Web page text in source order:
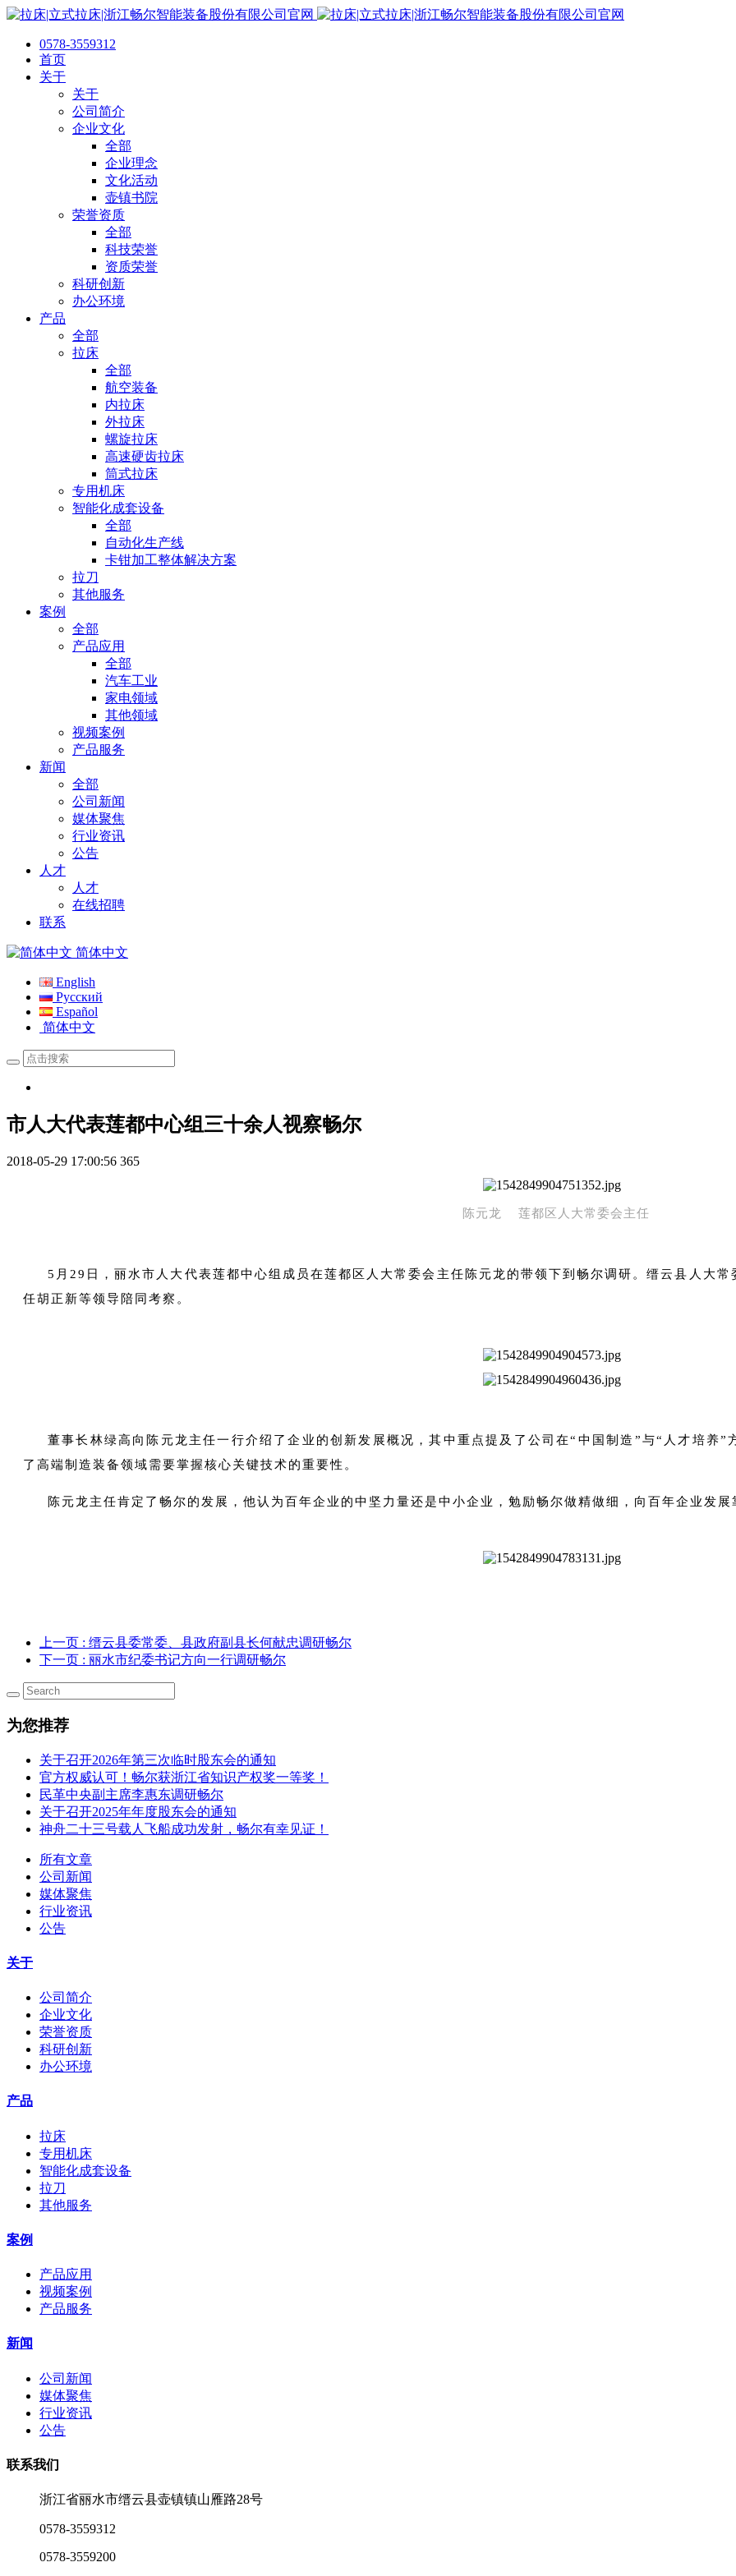
0578-3559312
首页
关于
关于
公司简介
企业文化
全部
企业理念
文化活动
壶镇书院
荣誉资质
全部
科技荣誉
资质荣誉
科研创新
办公环境
产品
全部
拉床
全部
航空装备
内拉床
外拉床
螺旋拉床
高速硬齿拉床
筒式拉床
专用机床
智能化成套设备
全部
自动化生产线
卡钳加工整体解决方案
拉刀
其他服务
案例
全部
产品应用
全部
汽车工业
家电领域
其他领域
视频案例
产品服务
新闻
全部
公司新闻
媒体聚焦
行业资讯
公告
人才
人才
在线招聘
联系
简体中文
English
Русский
Español
简体中文
市人大代表莲都中心组三十余人视察畅尔
2018-05-29 17:00:56 365
陈元龙 莲都区人大常委会主任
5月29日，丽水市人大代表莲都中心组成员在莲都区人大常委会主任 陈元龙的带领下到畅尔调研。缙云县人大
任胡正新等领导陪同考察。
董事长林绿高向陈元龙主任一行介绍了企业的创新发展概况，其中重点提及了公司在“中国制造”与“人才培养”
了高端制造装备领域需要掌握核心关键技术的重要性。
陈元龙主任肯定了畅尔的发展，他认为百年企业的中坚力量还是中小企业，勉励畅尔做精做细，向百年企业发展
上一页 : 缙云县委常委、县政府副县长何献忠调研畅尔
下一页 : 丽水市纪委书记方向一行调研畅尔
为您推荐
关于召开2026年第三次临时股东会的通知
官方权威认可！畅尔获浙江省知识产权奖一等奖！
民革中央副主席李惠东调研畅尔
关于召开2025年年度股东会的通知
神舟二十三号载人飞船成功发射，畅尔有幸见证！
所有文章
公司新闻
媒体聚焦
行业资讯
公告
关于
公司简介
企业文化
荣誉资质
科研创新
办公环境
产品
拉床
专用机床
智能化成套设备
拉刀
其他服务
案例
产品应用
视频案例
产品服务
新闻
公司新闻
媒体聚焦
行业资讯
公告
联系我们
浙江省丽水市缙云县壶镇镇山雁路28号
0578-3559312
0578-3559200